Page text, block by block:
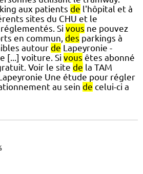
aux patients de l'hôpital et à
sites du CHU et le
Si vous ne pouvez
en commun, des parkings à
autour de Lapeyronie -
[...] voiture. Si vous êtes abonné
Voir le site de la TAM
Une étude pour régler
au sein de celui-ci a